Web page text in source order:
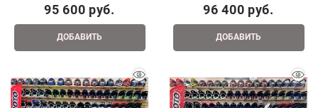
95 600 руб.
ДОБАВИТЬ
96 400 руб.
ДОБАВИТЬ